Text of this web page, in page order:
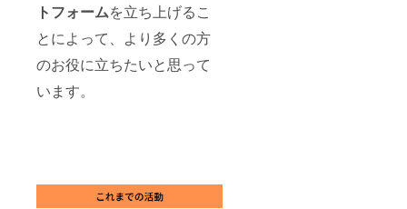
トフォームを立ち上げるこ
とによって、より多くの方
のお役に立ちたいと思って
います。